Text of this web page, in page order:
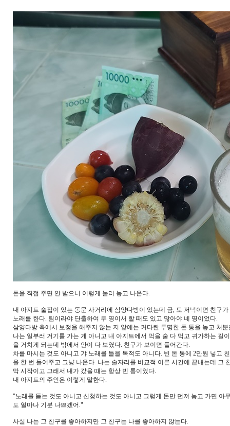
돈을 직접 주면 안 받으니 이렇게 눌러 놓고 나온다.
내 아지트 술집이 있는 동문 사거리에 삼양다방이 있는데 금, 토 저녁이면 친구
노래를 한다. 팀이라야 단출하여 두 명이서 할 때도 있고 많아야 네 명이었다.
삼양다방 측에서 보정을 해주지 않는 지 앞에는 커다란 투명한 돈 통을 놓고 처
나는 일부러 거기를 가는 게 아니고 내 아지트에서 먹을 술 다 먹고 귀가하는 길
을 거치게 되는데 밖에서 안이 다 보였다. 친구가 보이면 들어간다.
차를 마시는 것도 아니고 갸 노래를 들을 목적도 아니다. 빈 돈 통에 2만원 넣고
을 한 번 들어주고 그냥 나온다. 나는 술자리를 비교적 이른 시간에 끝내는데 그
막 시작이고 그래서 내가 갔을 때는 항상 빈 통이었다.
내 아지트의 주인은 이렇게 말한다.
"노래를 듣는 것도 아니고 신청하는 것도 아니고 그렇게 돈만 던져 놓고 가면 아
도 얼마나 기분 나쁘겠어."
사실 나는 그 친구를 좋아하지만 그 친구는 나를 좋아하지 않는다.